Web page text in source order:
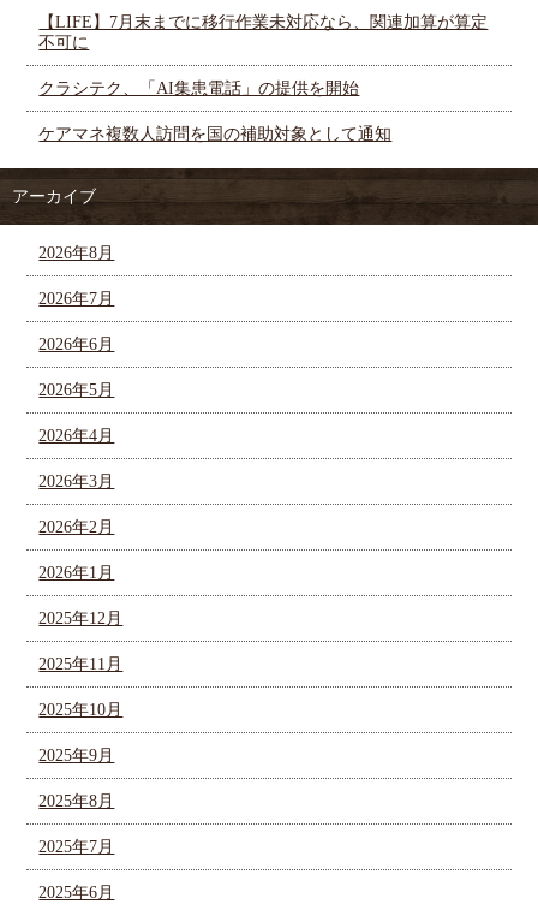
【LIFE】7月末までに移行作業未対応なら、関連加算が算定
不可に
クラシテク、「AI集患電話」の提供を開始
ケアマネ複数人訪問を国の補助対象として通知
アーカイブ
2026年8月
2026年7月
2026年6月
2026年5月
2026年4月
2026年3月
2026年2月
2026年1月
2025年12月
2025年11月
2025年10月
2025年9月
2025年8月
2025年7月
2025年6月